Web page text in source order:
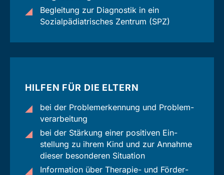
Begleitung zur Diagnostik in ein
Sozialpädiatrisches Zentrum (SPZ)
HILFEN FÜR DIE ELTERN
bei der Problem­erkennung und Problem­
verarbeitung
bei der Stärkung einer positiven Ein­
stellung zu ihrem Kind und zur Annahme
dieser besonderen Situation
Information über Therapie- und Förder­